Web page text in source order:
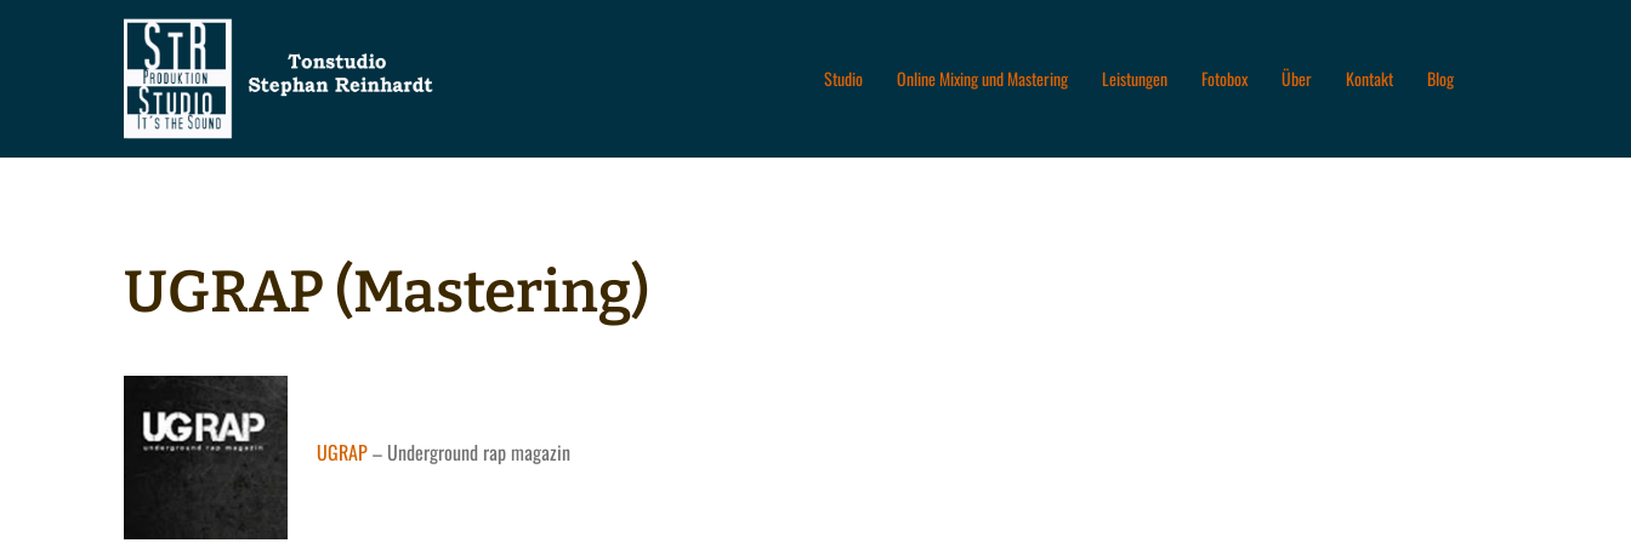
Studio Online Mixing und Mastering Leistungen Fotobox Über Kontakt Blog
UGRAP (Mastering)
UGRAP– Underground rap magazin